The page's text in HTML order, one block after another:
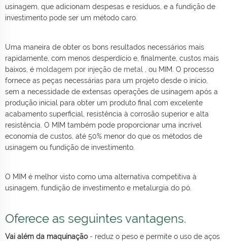
usinagem, que adicionam despesas e resíduos, e a fundição de
investimento pode ser um método caro.
Uma maneira de obter os bons resultados necessários mais
rapidamente, com menos desperdício e, finalmente, custos mais
baixos, é moldagem por injeção de metal
, ou MIM. O processo
fornece as peças necessárias para um projeto desde o início,
sem a necessidade de extensas operações de usinagem após a
produção inicial para obter um produto final com excelente
acabamento superficial, resistência à corrosão superior e alta
resistência. O MIM também pode proporcionar uma incrível
economia de custos, até 50% menor do que os métodos de
usinagem ou fundição de investimento.
O MIM é melhor visto como uma alternativa competitiva à
usinagem, fundição de investimento e metalurgia do pó.
Oferece as seguintes vantagens.
Vai além da maquinação - reduz o peso e permite o uso de aços